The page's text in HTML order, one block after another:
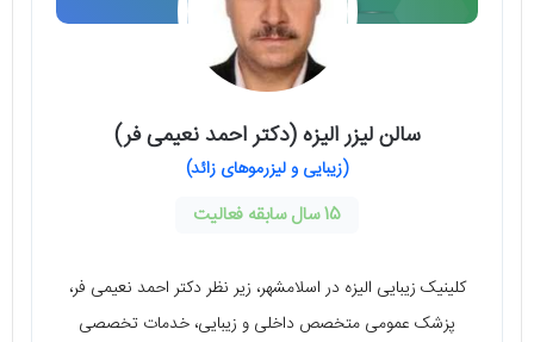
سالن لیزر الیزه (دکتر احمد نعیمی فر)
(زیبایی و لیزرموهای زائد)
15 سال سابقه فعالیت
کلینیک زیبایی الیزه در اسلامشهر، زیر نظر دکتر احمد نعیمی فر،
پزشک عمومی متخصص داخلی و زیبایی، خدمات تخصصی